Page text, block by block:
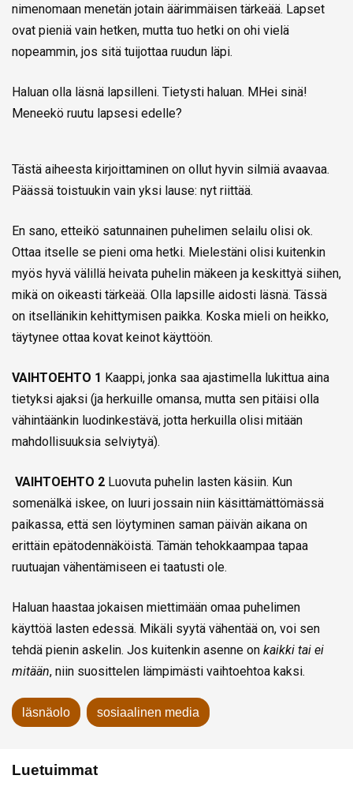
nimenomaan menetän jotain äärimmäisen tärkeää. Lapset
ovat pieniä vain hetken, mutta tuo hetki on ohi vielä
nopeammin, jos sitä tuijottaa ruudun läpi.
Haluan olla läsnä lapsilleni. Tietysti haluan. MHei sinä!
Meneekö ruutu lapsesi edelle?
Tästä aiheesta kirjoittaminen on ollut hyvin silmiä avaavaa.
Päässä toistuukin vain yksi lause: nyt riittää.
En sano, etteikö satunnainen puhelimen selailu olisi ok.
Ottaa itselle se pieni oma hetki. Mielestäni olisi kuitenkin
myös hyvä välillä heivata puhelin mäkeen ja keskittyä siihen,
mikä on oikeasti tärkeää. Olla lapsille aidosti läsnä. Tässä
on itsellänikin kehittymisen paikka. Koska mieli on heikko,
täytynee ottaa kovat keinot käyttöön.
VAIHTOEHTO 1 Kaappi, jonka saa ajastimella lukittua aina
tietyksi ajaksi (ja herkuille omansa, mutta sen pitäisi olla
vähintäänkin luodinkestävä, jotta herkuilla olisi mitään
mahdollisuuksia selviytyä).
VAIHTOEHTO 2 Luovuta puhelin lasten käsiin. Kun
somenälkä iskee, on luuri jossain niin käsittämättömässä
paikassa, että sen löytyminen saman päivän aikana on
erittäin epätodennäköistä. Tämän tehokkaampaa tapaa
ruutuajan vähentämiseen ei taatusti ole.
Haluan haastaa jokaisen miettimään omaa puhelimen
käyttöä lasten edessä. Mikäli syytä vähentää on, voi sen
tehdä pienin askelin. Jos kuitenkin asenne on kaikki tai ei
mitään, niin suosittelen lämpimästi vaihtoehtoa kaksi.
läsnäolo sosiaalinen media
Luetuimmat